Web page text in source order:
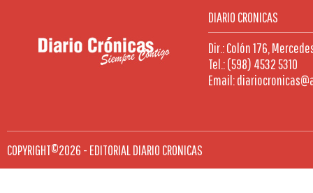
DIARIO CRONICAS
Dir.: Colón 176,
Tel.: (598) 4532 5310
Email:
COPYRIGHT©2026 - EDITORIAL DIARIO CRONICAS